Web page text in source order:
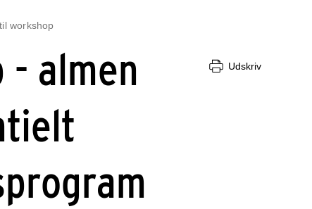
workshop
almen
Udskriv